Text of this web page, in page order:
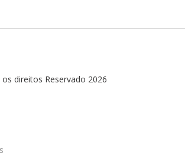
direitos Reservado 2026